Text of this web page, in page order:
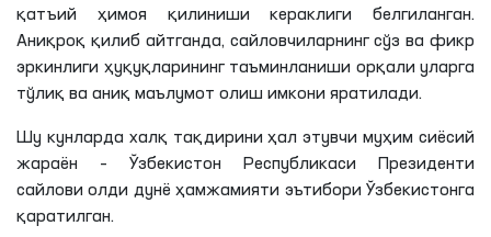
қатъий ҳимоя қилиниши кераклиги белгиланган.
Аниқроқ қилиб айтганда, сайловчиларнинг сўз ва фикр
эркинлиги ҳуқуқларининг таъминланиши орқали уларга
тўлиқ ва аниқ маълумот олиш имкони яратилади.
Шу кунларда халқ тақдирини ҳал этувчи муҳим сиёсий
жараён – Ўзбекистон Республикаси Президенти
сайлови олди дунё ҳамжамияти эътибори Ўзбекистонга
қаратилган.